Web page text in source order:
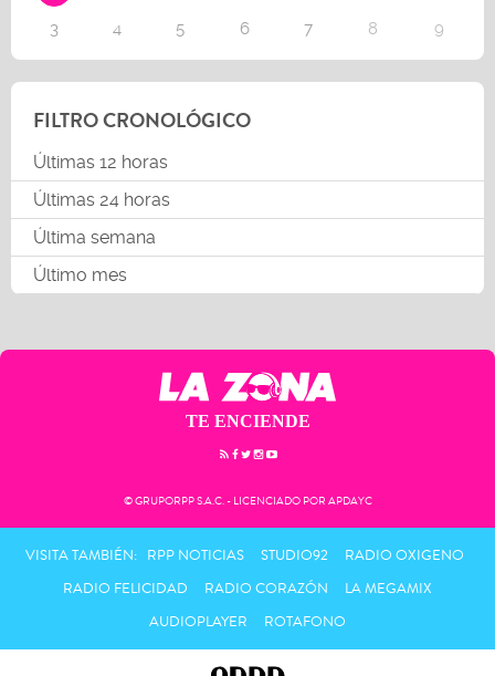
3
4 5 6 7 8 9
FILTRO CRONOLÓGICO
Últimas 12 horas
Últimas 24 horas
Última semana
Último mes
TE ENCIENDE
© GRUPORPP S.A.C. - LICENCIADO POR APDAYC
VISITA TAMBIÉN: RPP NOTICIAS STUDIO92
RADIO OXIGENO
RADIO FELICIDAD
RADIO CORAZÓN
LA MEGAMIX
AUDIOPLAYER
ROTAFONO